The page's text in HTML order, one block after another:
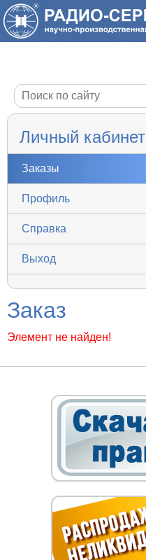
Личный кабинет
Заказы
Профиль
Справка
Выход
Заказ
Элемент не найден!